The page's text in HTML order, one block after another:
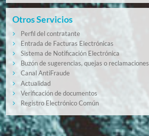
Otros Servicios
Perfil del contratante
Entrada de Facturas Electrónicas
Sistema de Notificación Electrónica
Buzón de sugerencias, quejas o reclamaciones
Canal AntiFraude
Actualidad
Verificación de documentos
Registro Electrónico Común